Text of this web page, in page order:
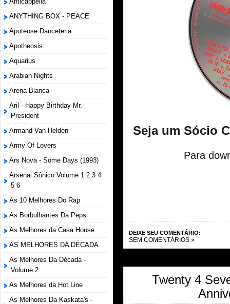
ANYTHING BOX - PEACE
Apoteose Danceteria
Apotheosis
Aquarius
Arabian Nights
Arena Blanca
Aril - Happy Birthday Mr.
President
Armand Van Helden
Army Of Lovers
Ars Nova - Some Days (1993)
Arsenal Sônico Volume 1 2 3 4
5 6
As 10 Melhores Do Rap
As Borbulhantes Da Pepsi
As Melhores da Casa House
AS MELHORES DA DÉCADA
As Melhores Da Década -
Volume 2
As Melhores da Hot Line
As Melhores Da Kaskata's -
Seja um Sócio
Para
DEIXE SEU COMENTÁRIO:
SEM COMENTÁRIOS »
Twenty 4